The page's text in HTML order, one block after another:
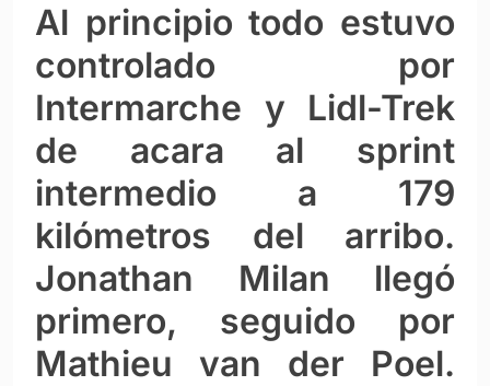
Al principio todo estuvo
controlado por
Intermarche y Lidl-Trek
de acara al sprint
intermedio a 179
kilómetros del arribo.
Jonathan Milan llegó
primero, seguido por
Mathieu van der Poel.